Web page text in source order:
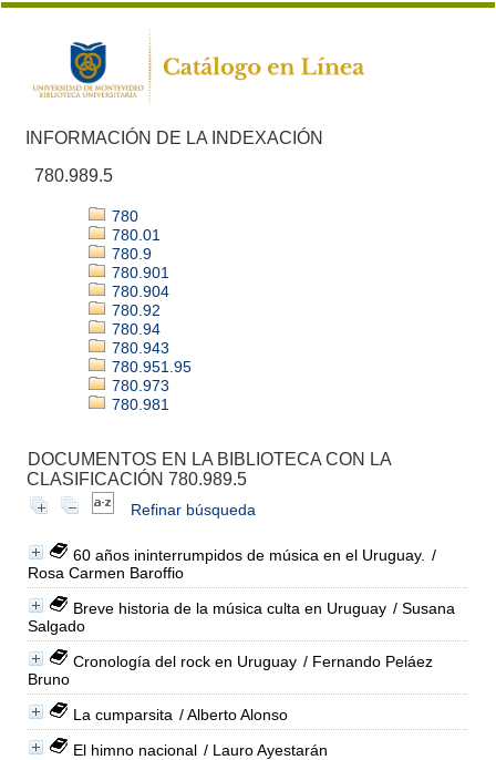
INFORMACIÓN DE LA INDEXACIÓN
780.989.5
780
780.01
780.9
780.901
780.904
780.92
780.94
780.943
780.951.95
780.973
780.981
DOCUMENTOS EN LA BIBLIOTECA CON LA
CLASIFICACIÓN 780.989.5
Refinar búsqueda
60 años ininterrumpidos de música en el Uruguay. /
Rosa Carmen Baroffio
Breve historia de la música culta en Uruguay / Susana
Salgado
Cronología del rock en Uruguay / Fernando Peláez
Bruno
La cumparsita / Alberto Alonso
El himno nacional / Lauro Ayestarán